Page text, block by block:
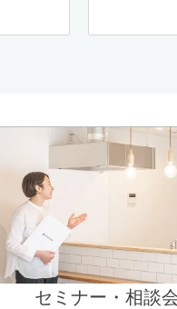
セミナー・相談